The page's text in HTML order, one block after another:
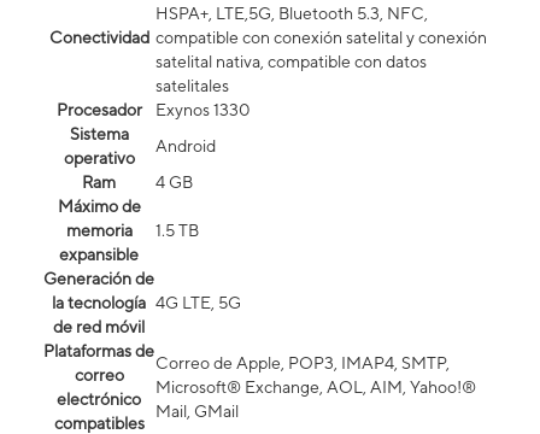
Conectividad
HSPA+, LTE,5G, Bluetooth 5.3, NFC,
compatible con conexión satelital y conexión
satelital nativa, compatible con datos
satelitales
Procesador
Exynos 1330
Sistema
operativo
Android
Ram
4 GB
Máximo de
memoria
expansible
1.5 TB
Generación de
la tecnología
de red móvil
4G LTE, 5G
Plataformas de
correo
electrónico
compatibles
Correo de Apple, POP3, IMAP4, SMTP,
Microsoft® Exchange, AOL, AIM, Yahoo!®
Mail, GMail